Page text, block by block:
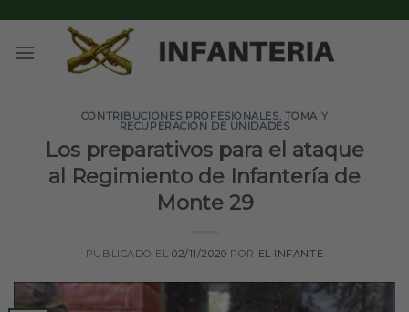
content
CONTRIBUCIONES PROFESIONALES, TOMA Y
RECUPERACIÓN DE UNIDADES
Los preparativos para el ataque
al Regimiento de Infantería de
Monte 29
PUBLICADO EL02/11/2020 POR EL INFANTE